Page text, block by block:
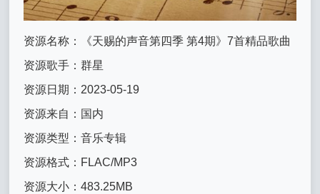
资源名称：《天赐的声音第四季 第4期》7首精品歌曲
资源歌手：群星
资源日期：2023-05-19
资源来自：国内
资源类型：音乐专辑
资源格式：FLAC/MP3
资源大小：483.25MB